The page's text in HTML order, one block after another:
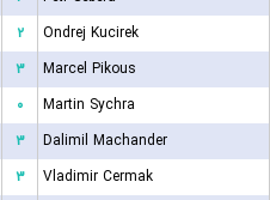
۲
Ondrej Kucirek
۳
Marcel Pikous
۰
Martin Sychra
۳
Dalimil Machander
۳
Vladimir Cermak